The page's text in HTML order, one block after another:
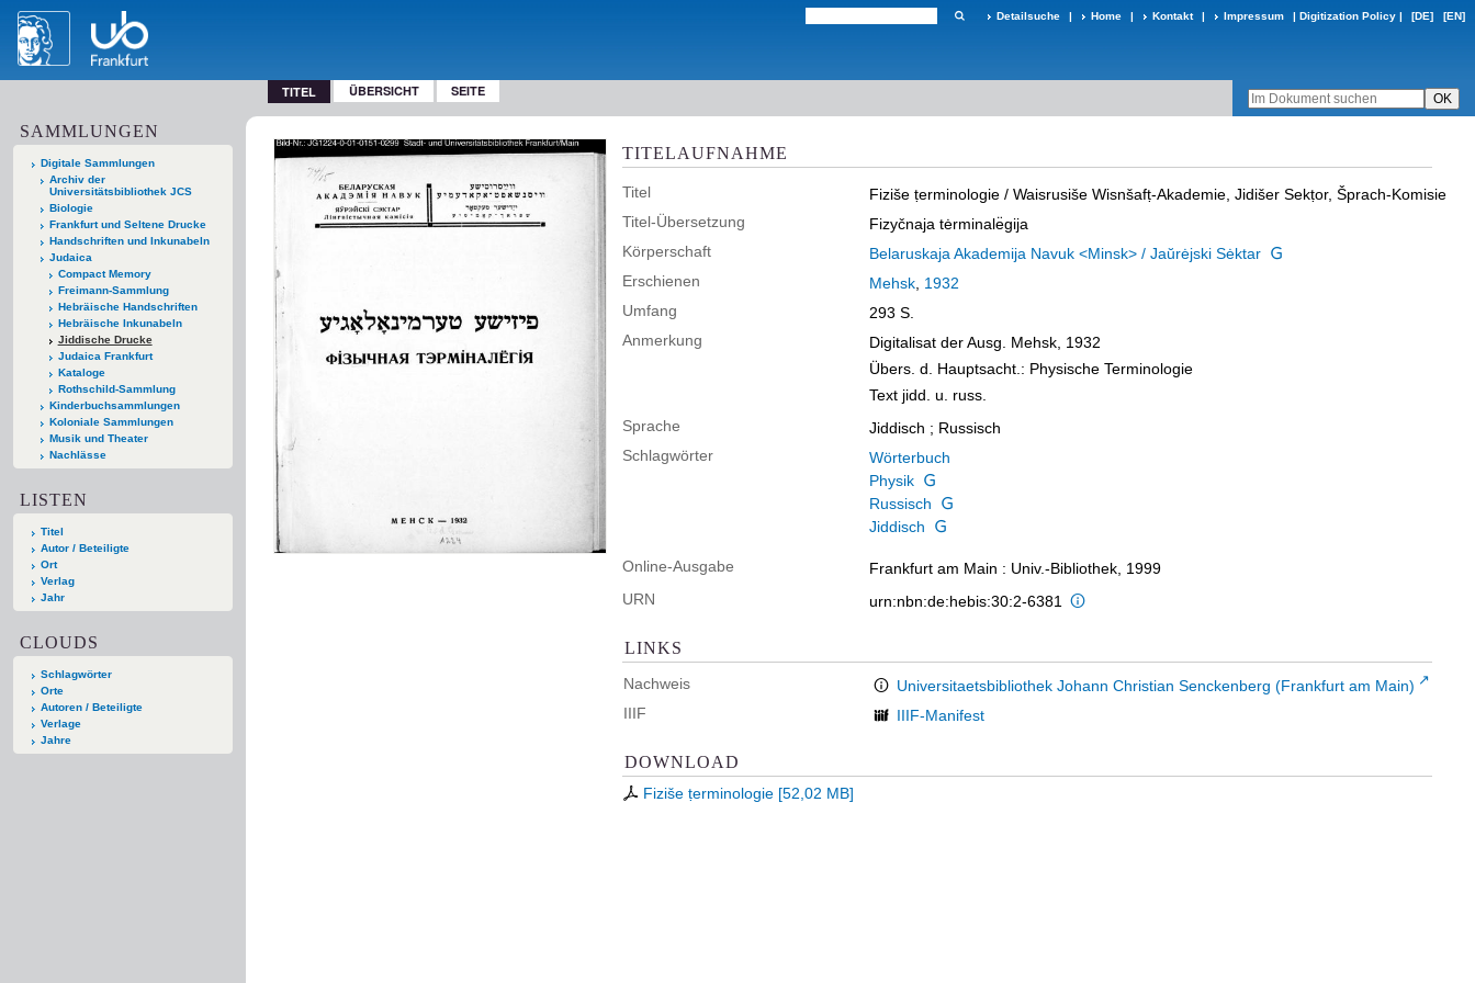
Detailsuche | Home | Kontakt | Impressum | Digitization Policy | [DE] [EN]
TITEL ÜBERSICHT SEITE
SAMMLUNGEN
Digitale Sammlungen
Archiv der
Universitätsbibliothek JCS
Biologie
Frankfurt und Seltene Drucke
Handschriften und Inkunabeln
Judaica
Compact Memory
Freimann-Sammlung
Hebräische Handschriften
Hebräische Inkunabeln
Jiddische Drucke
Judaica Frankfurt
Kataloge
Rothschild-Sammlung
Kinderbuchsammlungen
Koloniale Sammlungen
Musik und Theater
Nachlässe
LISTEN
Titel
Autor / Beteiligte
Ort
Verlag
Jahr
CLOUDS
Schlagwörter
Orte
Autoren / Beteiligte
Verlage
Jahre
TITELAUFNAHME
Titel Fiziše ṭerminologie / Waisrusiše Wisnšafṭ-Akademie, Jidišer Sekṭor, Šprach-Komisie
Titel-Übersetzung
Fizyčnaja tėrminale͏̈gija
Körperschaft
Belaruskaja Akademija Navuk <Minsk> / Jaŭrėjski Sėktar
Erschienen
Mehsk 1932
Umfang
293 S.
Anmerkung
Digitalisat der Ausg. Mehsk, 1932
Übers. d. Hauptsacht.: Physische Terminologie
Text jidd. u. russ.
Sprache
Jiddisch ; Russisch
Schlagwörter
Wörterbuch
Physik
Russisch
Jiddisch
Online-Ausgabe
Frankfurt am Main : Univ.-Bibliothek, 1999
URN
urn:nbn:de:hebis:30:2-6381
LINKS
Nachweis
Universitaetsbibliothek Johann Christian Senckenberg (Frankfurt am Main)
IIIF
IIIF-Manifest
DOWNLOAD
Fiziše ṭerminologie [52,02 MB]